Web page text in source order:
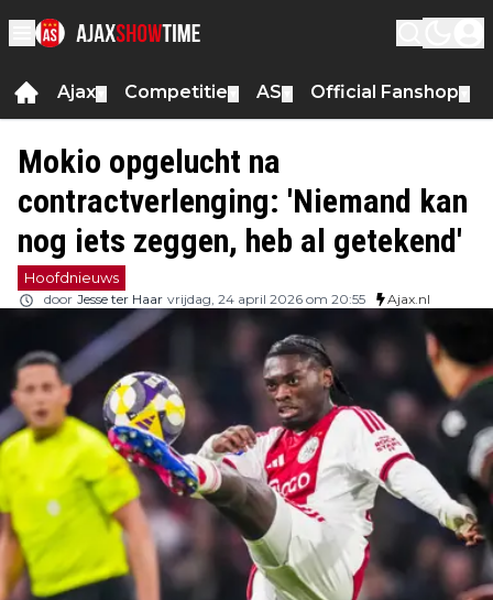
Ajax Competitie AS Official Fanshop
Mokio opgelucht na
contractverlenging: 'Niemand kan
nog iets zeggen, heb al getekend'
Hoofdnieuws
door Jesse ter Haar vrijdag, 24 april 2026 om 20:55 Ajax.nl